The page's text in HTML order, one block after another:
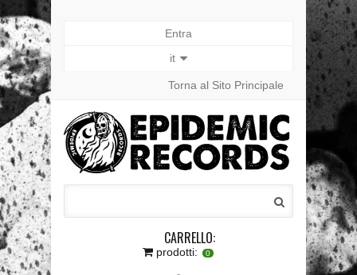
Entra
it
Torna al Sito Principale
CARRELLO:
prodotti: 0